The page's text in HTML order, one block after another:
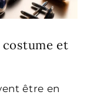
et
être en